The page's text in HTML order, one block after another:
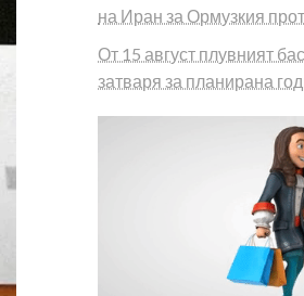
на Иран за Ормузкия
От 15 август плувният
затваря за планирана